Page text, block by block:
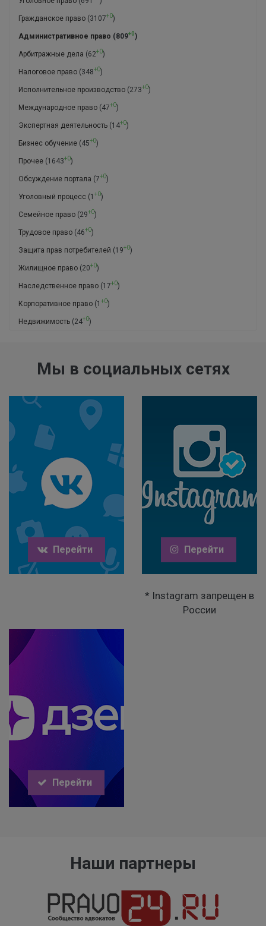
Гражданское право (3107+0)
Административное право (809+0)
Арбитражные дела (62+0)
Налоговое право (348+0)
Исполнительное производство (273+0)
Международное право (47+0)
Экспертная деятельность (14+0)
Бизнес обучение (45+0)
Прочее (1643+0)
Обсуждение портала (7+0)
Уголовный процесс (1 +0)
Семейное право (29+0)
Трудовое право (46+0)
Защита прав потребителей (19+0)
Жилищное право (20+0)
Наследственное право (17+0)
Корпоративное право (1 +0)
Недвижимость (24+0)
Мы в социальных сетях
Перейти Перейти
* Instagram запрещен в
России
Перейти
Наши партнеры